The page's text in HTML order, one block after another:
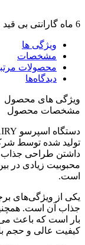
6 ماه گارانتی بی قید و شرط
ویژگی ها
مشخصات
محصولات
دیدگاه‌ها
ویژگی های محصول
مشخصات محصول
تولید شده توسط
داشتن طراحی
محبوبیت زیادی در
است.
بار است که باعث
کیفیت عالی و حجم